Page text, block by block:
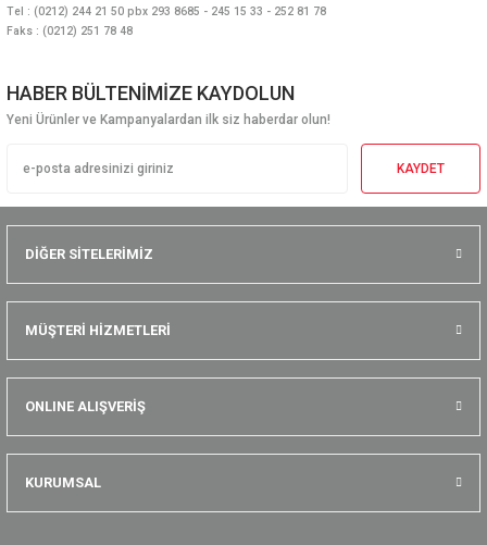
Tel : (0212) 244 21 50 pbx 293 8685 - 245 15 33 - 252 81 78
Faks : (0212) 251 78 48
HABER BÜLTENİMİZE KAYDOLUN
Yeni Ürünler ve Kampanyalardan ilk siz haberdar olun!
KAYDET
DİĞER SİTELERİMİZ
MÜŞTERİ HİZMETLERİ
ONLINE ALIŞVERİŞ
KURUMSAL